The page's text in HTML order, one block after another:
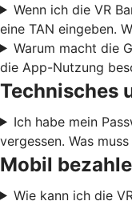
Wenn ich die VR
eine TAN eingeben.
Warum macht die
die App-Nutzung
Technisches
Ich habe mein
vergessen. Was
Mobil
Wie kann ich die